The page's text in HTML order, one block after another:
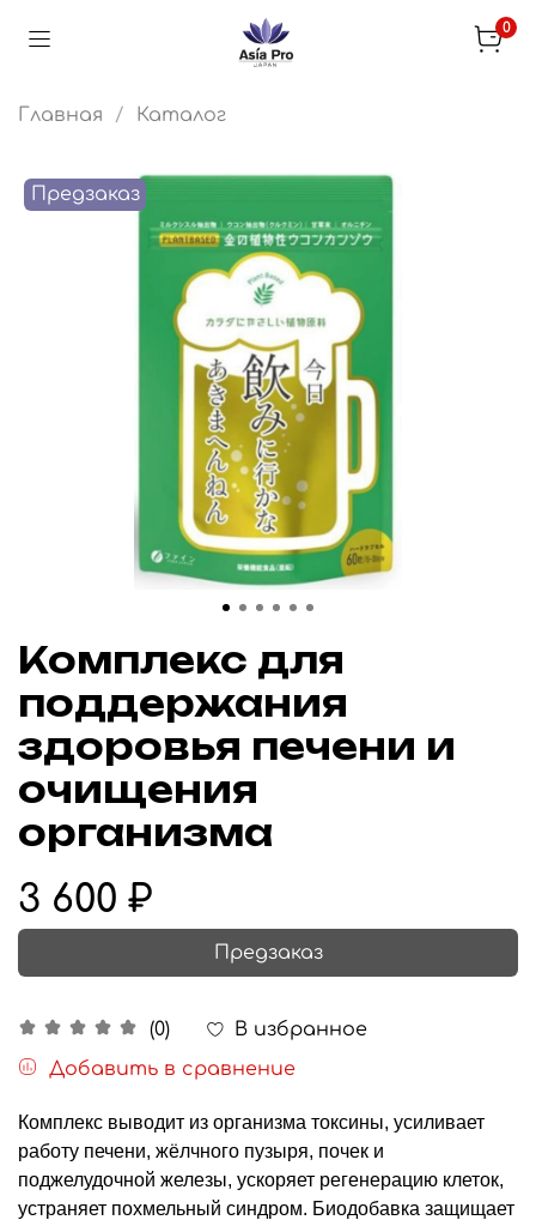
0
Главная Каталог
Предзаказ
Комплекс для
поддержания
здоровья печени и
очищения
организма
(0)
В избранное
Добавить в сравнение
3 600 ₽
Предзаказ
Комплекс выводит из организма токсины, усиливает
работу печени, жёлчного пузыря, почек и
поджелудочной железы, ускоряет регенерацию клеток,
устраняет похмельный синдром. Биодобавка защищает